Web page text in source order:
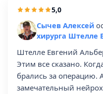
5,0
Сычев Алексей
хирурга Штелле
Штелле Евгений
Этим все сказано.
брались за операцию.
замечательный